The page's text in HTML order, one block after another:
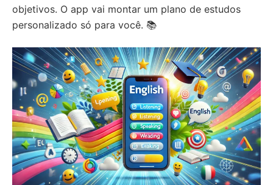
objetivos. O app vai montar um plano de estudos
personalizado só para você. 📚